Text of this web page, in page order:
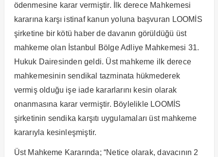
ödenmesine karar vermiştir. İlk derece Mahkemesi
kararına karşı istinaf kanun yoluna başvuran LOOMİS
şirketine bir kötü haber de davanın görüldüğü üst
mahkeme olan İstanbul Bölge Adliye Mahkemesi 31.
Hukuk Dairesinden geldi. Üst mahkeme ilk derece
mahkemesinin sendikal tazminata hükmederek
vermiş olduğu işe iade kararlarını kesin olarak
onanmasına karar vermiştir. Böylelikle LOOMİS
şirketinin sendika karşıtı uygulamaları üst mahkeme
kararıyla kesinleşmiştir.
Üst Mahkeme Kararında; “Netice olarak, davacının 2